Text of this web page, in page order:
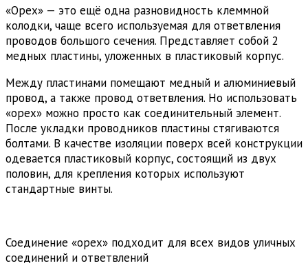
«Орех» — это ещё одна разновидность клеммной
колодки, чаще всего используемая для ответвления
проводов большого сечения. Представляет собой 2
медных пластины, уложенных в пластиковый корпус.
Между пластинами помещают медный и алюминиевый
провод, а также провод ответвления. Но использовать
«орех» можно просто как соединительный элемент.
После укладки проводников пластины стягиваются
болтами. В качестве изоляции поверх всей конструкции
одевается пластиковый корпус, состоящий из двух
половин, для крепления которых используют
стандартные винты.
Соединение «орех» подходит для всех видов уличных
соединений и ответвлений